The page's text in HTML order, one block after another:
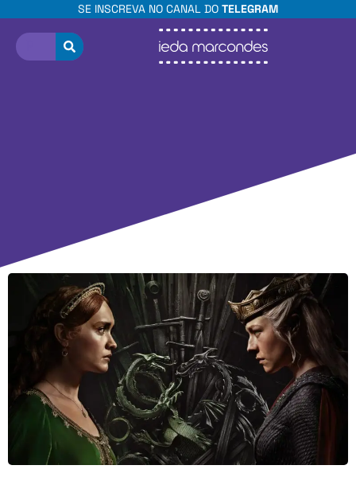
SE INSCREVA NO CANAL DO TELEGRAM